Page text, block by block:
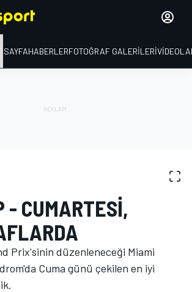
SAYFAHABERLERFOTOĞRAF GALERILERI
- CUMARTESI,
Prix'sinin düzenleneceği Miami
Cuma günü çekilen en iyi